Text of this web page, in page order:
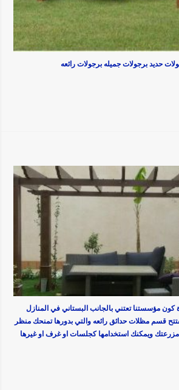
حديد برجولات جميله برجولات رائعه
مؤسستنا تعتني بالجانب البستاني في المنازل
قسم مظلات حدائق رائعه والتي بدورها تمنحك منظر
مزرعتك ويمكنك استخدامها كجلسات او غرف او غيرها